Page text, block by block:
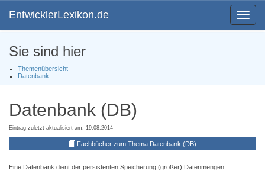
Toggle
EntwicklerLexikon.de
Sie sind hier
Themenübersicht
Datenbank
Datenbank (DB)
Eintrag zuletzt aktualisiert am: 19.08.2014
Fachbücher zum Thema Datenbank (DB)
Eine Datenbank dient der persistenten Speicherung (großer) Datenmengen.